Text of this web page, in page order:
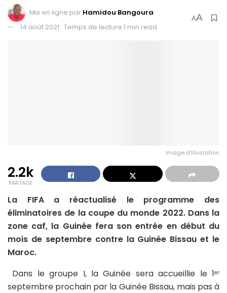
Mis en ligne par Hamidou Bangoura
14 août 2021 Temps de lecture:1 min read
AA
Image d'illustation
2.2k
PARTAGE
La FIFA a réactualisé le programme des
éliminatoires de la coupe du monde 2022. Dans la
zone caf, la Guinée fera son entrée en début du
mois de septembre contre la Guinée Bissau et le
Maroc.
Dans le groupe I, la Guinée sera accueillie le 1er
septembre prochain par la Guinée Bissau, mais pas à